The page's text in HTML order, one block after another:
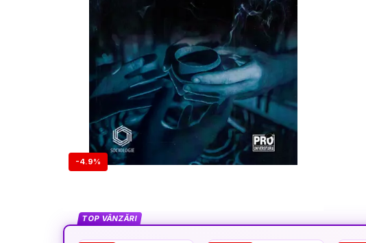
-4.9%
TOP VÂNZĂRI